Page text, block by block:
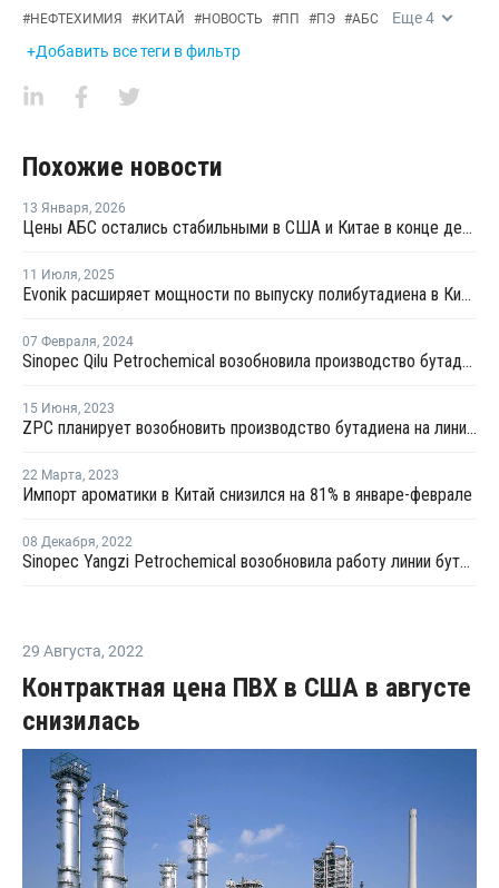
#НЕФТЕХИМИЯ #КИТАЙ #НОВОСТЬ #ПП #ПЭ #АБС Еще4
+Добавить все теги в фильтр
Похожие новости
13 Января, 2026
Цены АБС остались стабильными в США и Китае в конце декабря прошлого года
11 Июля, 2025
Evonik расширяет мощности по выпуску полибутадиена в Китае
07 Февраля, 2024
Sinopec Qilu Petrochemical возобновила производство бутадиена в Китае
15 Июня, 2023
ZPC планирует возобновить производство бутадиена на линии №1 в Китае
22 Марта, 2023
Импорт ароматики в Китай снизился на 81% в январе-феврале
08 Декабря, 2022
Sinopec Yangzi Petrochemical возобновила работу линии бутадиена в Нанкине после ремонта
29 Августа, 2022
Контрактная цена ПВХ в США в августе
снизилась